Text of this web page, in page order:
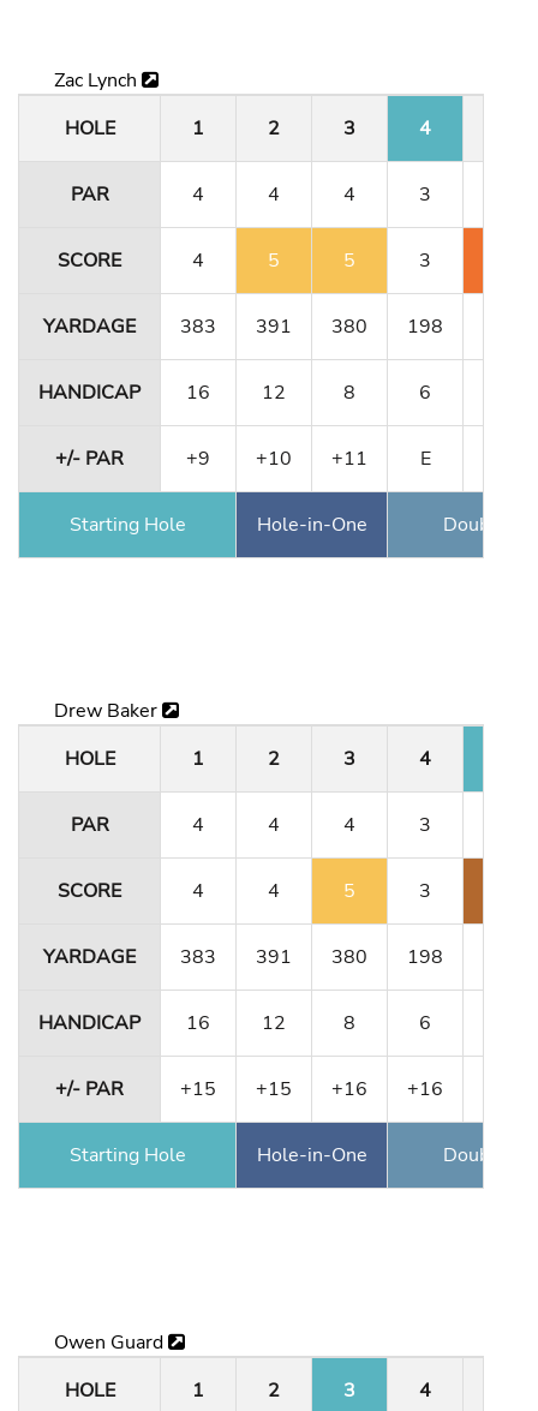
Zac Lynch
HOLE
1 2 3 4
PAR 4 4 4 3
SCORE 4 5 5 3
YARDAGE 383 391 380 198
HANDICAP 16 12 8 6
+/- PAR +9 +10 +11 E
Starting Hole Hole-in-One Double
Drew Baker
HOLE
1 2 3 4
PAR 4 4 4 3
SCORE 4 4 5 3
YARDAGE 383 391 380 198
HANDICAP 16 12 8 6
+/- PAR +15 +15 +16 +16
Starting Hole Hole-in-One Double
Owen Guard
HOLE
1 2 3 4